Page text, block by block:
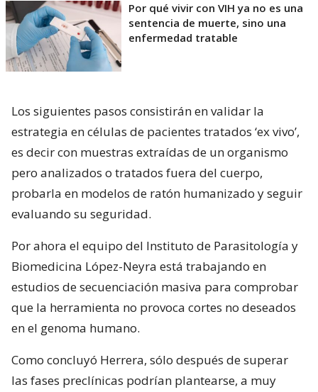
Por qué vivir con VIH ya no es una
sentencia de muerte, sino una
enfermedad tratable
Los siguientes pasos consistirán en validar la
estrategia en células de pacientes tratados ‘ex vivo’,
es decir con muestras extraídas de un organismo
pero analizados o tratados fuera del cuerpo,
probarla en modelos de ratón humanizado y seguir
evaluando su seguridad.
Por ahora el equipo del Instituto de Parasitología y
Biomedicina López-Neyra está trabajando en
estudios de secuenciación masiva para comprobar
que la herramienta no provoca cortes no deseados
en el genoma humano.
Como concluyó Herrera, sólo después de superar
las fases preclínicas podrían plantearse, a muy